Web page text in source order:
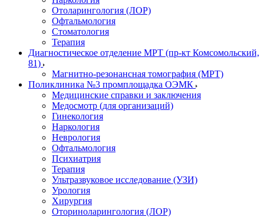
Отоларингология (ЛОР)
Офтальмология
Стоматология
Терапия
Диагностическое отделение МРТ (пр-кт Комсомольский,
81)
Магнитно-резонансная томография (МРТ)
Поликлиника №3 промплощадка ОЭМК
Медицинские справки и заключения
Медосмотр (для организаций)
Гинекология
Наркология
Неврология
Офтальмология
Психиатрия
Терапия
Ультразвуковое исследование (УЗИ)
Урология
Хирургия
Оториноларингология (ЛОР)